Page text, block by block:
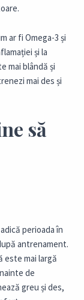
ar fi Omega-3 și
și la
mai blândă și
mai des și
să
perioada în
antrenament.
mai largă
de
greu și des,